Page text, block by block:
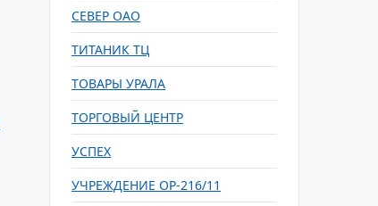
СЕВЕР ОАО
ТИТАНИК ТЦ
ТОВАРЫ УРАЛА
ТОРГОВЫЙ ЦЕНТР
УСПЕХ
УЧРЕЖДЕНИЕ ОР-216/11